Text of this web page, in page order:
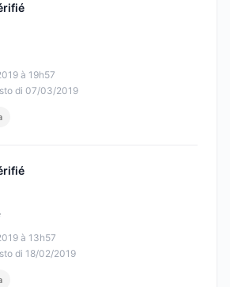
à 19h57
di 07/03/2019
à 13h57
di 18/02/2019